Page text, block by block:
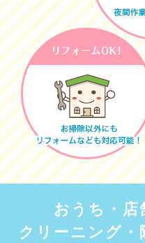
おうち・店
クリーニング・